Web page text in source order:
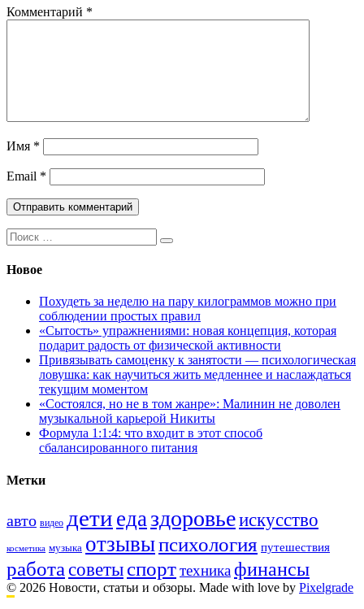
Комментарий *
Имя *
Email *
Поиск:
Новое
Похудеть за неделю на пару килограммов можно при
соблюдении простых правил
«Сытость» упражнениями: новая концепция, которая
подарит радость от физической активности
Привязывать самоценку к занятости — психологическая
ловушка: как научиться жить медленнее и наслаждаться
текущим моментом
«Состоялся, но не в том жанре»: Малинин не доволен
музыкальной карьерой Никиты
Формула 1:1:4: что входит в этот способ
сбалансированного питания
Метки
авто видео дети еда здоровьеискусство
косметика музыка отзывыпсихология путешествия
работа советы спорттехникафинансы
© 2026 Новости, статьи и обзоры. Made with love by Pixelgrade